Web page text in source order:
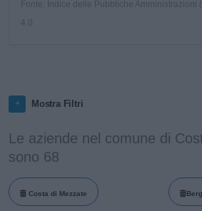
Fonte: Indice delle Pubbliche Amministrazioni
Mostra Filtri
Le aziende nel comune di
sono 68
Costa di Mezzate